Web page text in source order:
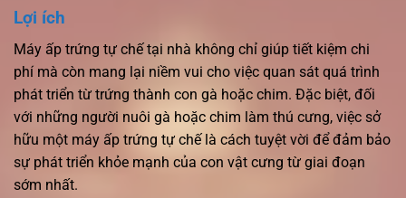
Lợi ích
Máy ấp trứng tự chế tại nhà không chỉ giúp tiết kiệm chi
phí mà còn mang lại niềm vui cho việc quan sát quá trình
phát triển từ trứng thành con gà hoặc chim. Đặc biệt, đối
với những người nuôi gà hoặc chim làm thú cưng, việc sở
hữu một máy ấp trứng tự chế là cách tuyệt vời để đảm bảo
sự phát triển khỏe mạnh của con vật cưng từ giai đoạn
sớm nhất.